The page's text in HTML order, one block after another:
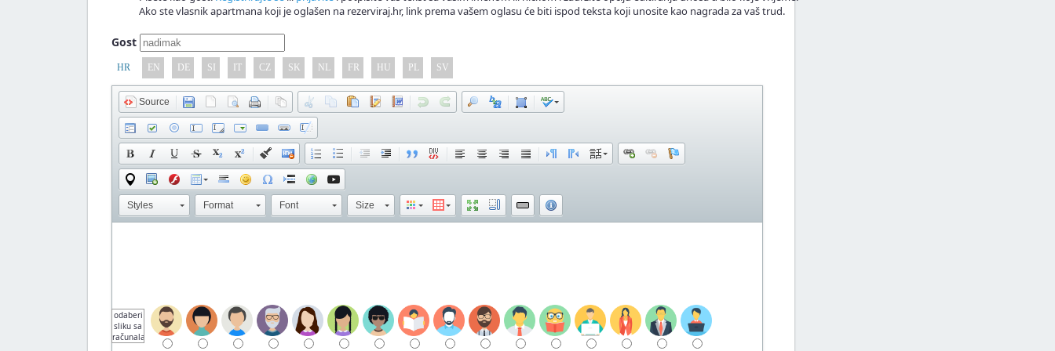
Ako ste vlasnik apartmana koji je oglašen na rezerviraj.hr, link prema vašem oglasu će biti ispod teksta koji unosite kao nagrada za vaš trud.
Gost
HR EN DE SI IT CZ SK NL FR HU PL SV
Source
Styles Format Font Size
odaberi
sliku sa
računala